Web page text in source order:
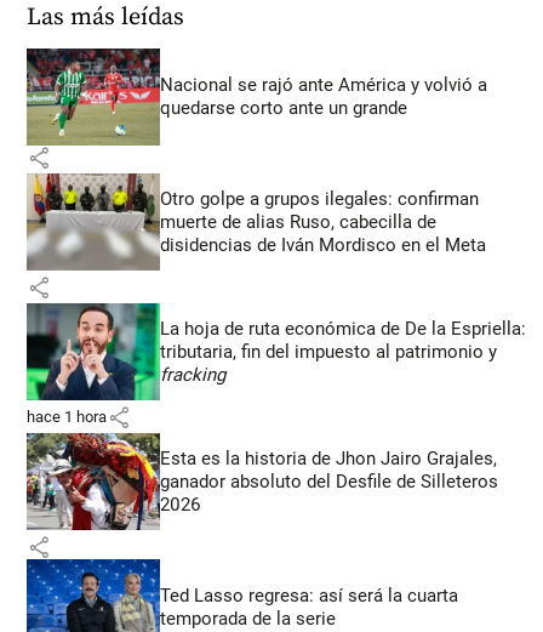
Las más leídas
Nacional se rajó ante América y volvió a
quedarse corto ante un grande
share
Otro golpe a grupos ilegales: confirman
muerte de alias Ruso, cabecilla de
disidencias de Iván Mordisco en el Meta
share
La hoja de ruta económica de De la Espriella:
tributaria, fin del impuesto al patrimonio y
fracking
hace 1 hora share
Esta es la historia de Jhon Jairo Grajales,
ganador absoluto del Desfile de Silleteros
2026
share
Ted Lasso regresa: así será la cuarta
temporada de la serie